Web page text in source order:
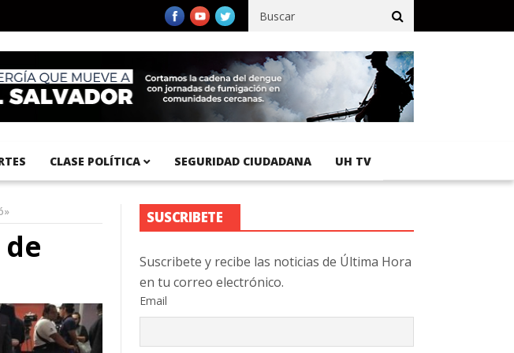
Internacional del Pacífico registra 92 % de avance en obras de terracería
CLASE POLÍTICA SEGURIDAD CIUDADANA UH TV
SUSCRIBETE
Suscribete y recibe las noticias de Última Hora
en tu correo electrónico.
Email